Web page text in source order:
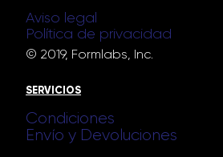
Aviso legal
Política de privacidad
© 2019, Formlabs, Inc.
SERVICIOS
Condiciones
Envío y Devoluciones